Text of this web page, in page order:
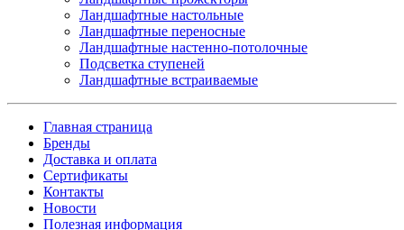
Ландшафтные настольные
Ландшафтные переносные
Ландшафтные настенно-потолочные
Подсветка ступеней
Ландшафтные встраиваемые
Главная страница
Бренды
Доставка и оплата
Сертификаты
Контакты
Новости
Полезная информация